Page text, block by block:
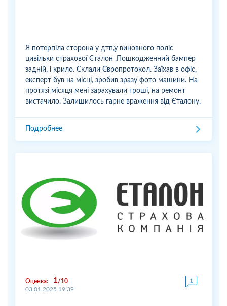
Я потерпіла сторона у дтп,у виновного поліс
цивільки страхової Єталон .Пошкодженний бампер
задній, і крило. Склали Європротокол. Заїхав в офіс,
експерт був на місці, зробив зразу фото машини. На
протязі місяця мені зарахували гроші, на ремонт
вистачило. Залишилось гарне враження від Єталону.
Подробнее
Оценка: 1 10
03.01.2025 19:39